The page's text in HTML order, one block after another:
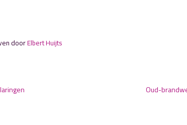
doorElbert Huijts
Oud-